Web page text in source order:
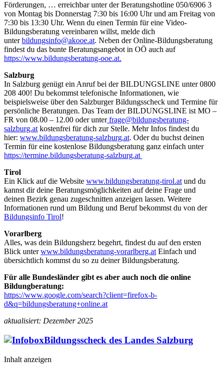
Förderungen, … erreichbar unter der Beratungshotline 050/6906 3
von Montag bis Donnerstag 7:30 bis 16:00 Uhr und am Freitag von
7:30 bis 13:30 Uhr. Wenn du einen Termin für eine Video-
Bildungsberatung vereinbaren willst, melde dich
unterbildungsinfo@akooe.at. Neben der Online-Bildungsberatung
findest du das bunte Beratungsangebot in OÖ auch auf
https://www.bildungsberatung-ooe.at.
Salzburg
In Salzburg genügt ein Anruf bei der BILDUNGSLINE unter 0800
208 400! Du bekommst telefonische Informationen, wie
beispielsweise über den Salzburger Bildungsscheck und Termine für
persönliche Beratungen. Das Team der BILDUNGSLINE ist MO –
FR von 08.00 – 12.00 oder unterfrage@bildungsberatung-
salzburg.atkostenfrei für dich zur Stelle. Mehr Infos findest du
hier: www.bildungsberatung-salzburg.at. Oder du buchst deinen
Termin für eine kostenlose Bildungsberatung ganz einfach unter
https://termine.bildungsberatung-salzburg.at
Tirol
Ein Klick auf die Website www.bildungsberatung-tirol.atund du
kannst dir deine Beratungsmöglichkeiten auf deine Frage und
deinen Bezirk genau zugeschnitten anzeigen lassen. Weitere
Informationen rund um Bildung und Beruf bekommst du von der
Bildungsinfo Tirol!
Vorarlberg
Alles, was dein Bildungsherz begehrt, findest du auf den ersten
Blick unterwww.bildungsberatung-vorarlberg.atEinfach und
übersichtlich kommst du so zu deiner Bildungsberatung.
Für alle Bundesländer gibt es aber auch noch die online
Bildungberatung:
https://www.google.com/search?client=firefox-b-
d&q=bildungsberatung+online.at
aktualisiert: Dezember 2025
Bildungsscheck des Landes Salzburg
Inhalt anzeigen